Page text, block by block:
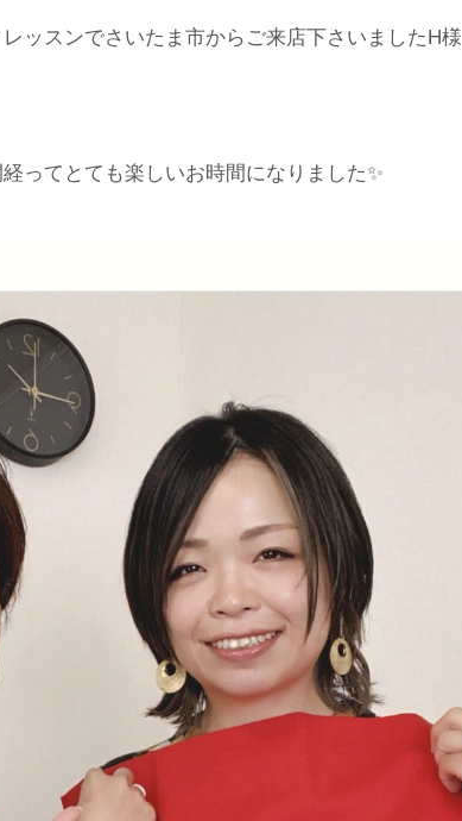
ッスンでさいたま市からご来店下さいましたH様
ってとても楽しいお時間になりました✨